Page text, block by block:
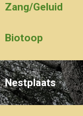
Zang/Geluid
Biotoop
Nestplaats